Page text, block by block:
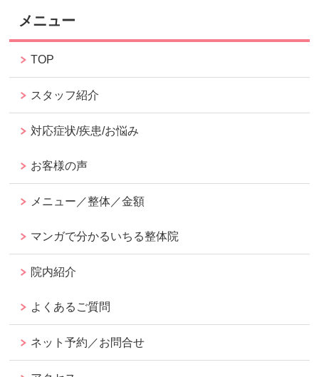
メニュー
TOP
スタッフ紹介
対応症状/疾患/お悩み
お客様の声
メニュー／整体／金額
マンガで分かるいちる整体院
院内紹介
よくあるご質問
ネット予約／お問合せ